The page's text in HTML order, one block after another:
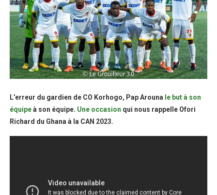
L’erreur du gardien de CO Korhogo, Pap Arouna le but à son
équipeà son équipe. Une occasion qui nous rappelle Ofori
Richard du Ghana à la CAN 2023.